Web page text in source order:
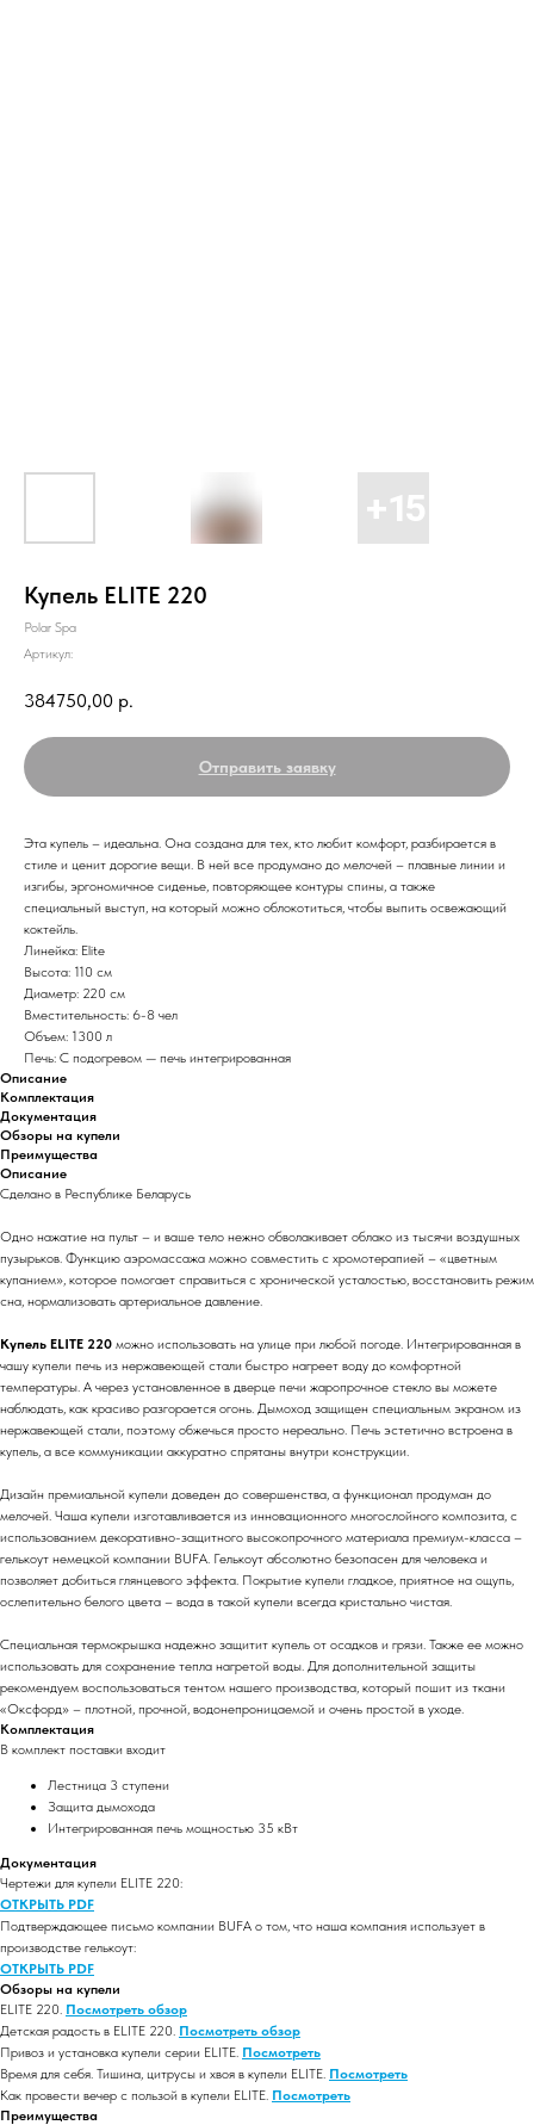
Купель ELITE 220
Polar Spa
Артикул:
384750,00 р.
Отправить заявку
Эта купель – идеальна. Она создана для тех, кто любит комфорт, разбирается в
стиле и ценит дорогие вещи. В ней все продумано до мелочей – плавные линии и
изгибы, эргономичное сиденье, повторяющее контуры спины, а также
специальный выступ, на который можно облокотиться, чтобы выпить освежающий
коктейль.
Линейка: Elite
Высота: 110 см
Диаметр: 220 см
Вместительность: 6-8 чел
Объем: 1300 л
Печь: С подогревом — печь интегрированная
Описание
Комплектация
Документация
Обзоры на купели
Преимущества
Описание
Сделано в Республике Беларусь
Одно нажатие на пульт – и ваше тело нежно обволакивает облако из тысячи воздушных
пузырьков. Функцию аэромассажа можно совместить с хромотерапией – «цветным
купанием», которое помогает справиться с хронической усталостью, восстановить режим
сна, нормализовать артериальное давление.
Купель ELITE 220 можно использовать на улице при любой погоде. Интегрированная в
чашу купели печь из нержавеющей стали быстро нагреет воду до комфортной
температуры. А через установленное в дверце печи жаропрочное стекло вы можете
наблюдать, как красиво разгорается огонь. Дымоход защищен специальным экраном из
нержавеющей стали, поэтому обжечься просто нереально. Печь эстетично встроена в
купель, а все коммуникации аккуратно спрятаны внутри конструкции.
Дизайн премиальной купели доведен до совершенства, а функционал продуман до
мелочей. Чаша купели изготавливается из инновационного многослойного композита, с
использованием декоративно-защитного высокопрочного материала премиум-класса –
гелькоут немецкой компании BUFA. Гелькоут абсолютно безопасен для человека и
позволяет добиться глянцевого эффекта. Покрытие купели гладкое, приятное на ощупь,
ослепительно белого цвета – вода в такой купели всегда кристально чистая.
Специальная термокрышка надежно защитит купель от осадков и грязи. Также ее можно
использовать для сохранение тепла нагретой воды. Для дополнительной защиты
рекомендуем воспользоваться тентом нашего производства, который пошит из ткани
«Оксфорд» – плотной, прочной, водонепроницаемой и очень простой в уходе.
Комплектация
В комплект поставки входит
Лестница 3 ступени
Защита дымохода
Интегрированная печь мощностью 35 кВт
Документация
Чертежи для купели ELITE 220:
ОТКРЫТЬ PDF
Подтверждающее письмо компании BUFA о том, что наша компания использует в
производстве гелькоут:
ОТКРЫТЬ PDF
Обзоры на купели
ELITE 220. Посмотреть обзор
Детская радость в ELITE 220. Посмотреть обзор
Привоз и установка купели серии ELITE. Посмотреть
Время для себя. Тишина, цитрусы и хвоя в купели ELITE. Посмотреть
Как провести вечер с пользой в купели ELITE. Посмотреть
Преимущества